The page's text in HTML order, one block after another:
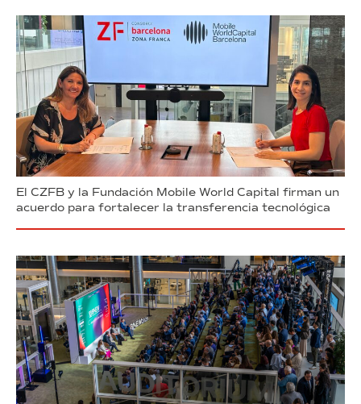
El CZFB y la Fundación Mobile World Capital firman un
acuerdo para fortalecer la transferencia tecnológica